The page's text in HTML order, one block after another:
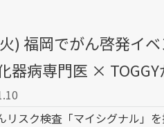
) 福岡でがん啓発イ
器病専門医 ×
リスク検査「マイシグナル」